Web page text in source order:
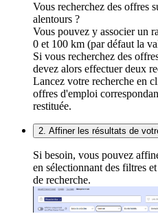
Vous recherchez des offres
alentours ?
Vous pouvez y associer un
0 et 100 km (par défaut la
Si vous recherchez des
devez alors effectuer deux
Lancez votre recherche en
offres d'emploi
restituée.
2. Affiner les résultats de
Si besoin, vous pouvez
en sélectionnant des filtres
de recherche.